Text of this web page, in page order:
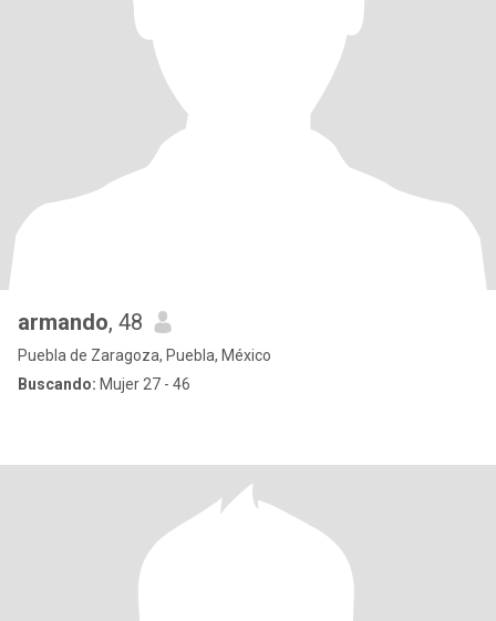
armando, 48
Puebla de Zaragoza, Puebla, México
Buscando: Mujer 27 - 46